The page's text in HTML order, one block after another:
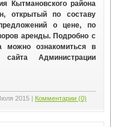
Кытмановского района
открытый по составу
о цене, по
аренды. Подробно с
можно ознакомиться в
Администрации
2015 Комментарии (0)